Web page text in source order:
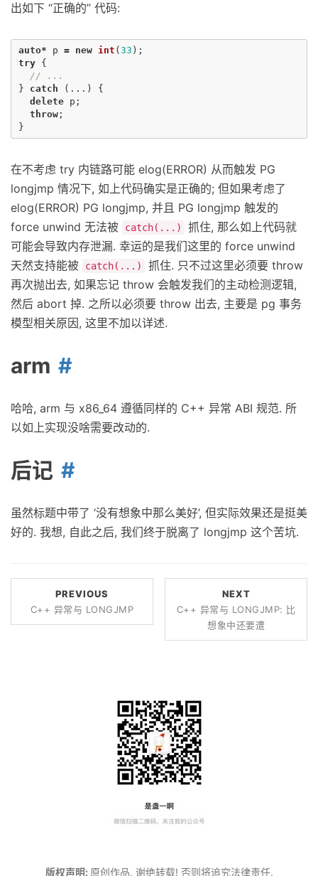
出如下 “正确的” 代码:
auto* p = new int ( 33 );
try {
// ...
}
catch (...)
{
delete p ;
throw ;
}
在不考虑 try 内链路可能 elog(ERROR) 从而触发 PG
longjmp 情况下, 如上代码确实是正确的; 但如果考虑了
elog(ERROR) PG longjmp, 并且 PG longjmp 触发的
force unwind 无法被
catch(...)
抓住, 那么如上代码就
可能会导致内存泄漏. 幸运的是我们这里的 force unwind
天然支持能被
catch(...)
抓住. 只不过这里必须要 throw
再次抛出去, 如果忘记 throw 会触发我们的主动检测逻辑,
然后 abort 掉. 之所以必须要 throw 出去, 主要是 pg 事务
模型相关原因, 这里不加以详述.
arm
哈哈, arm 与 x86_64 遵循同样的 C++ 异常 ABI 规范. 所
以如上实现没啥需要改动的.
后记
虽然标题中带了 ‘没有想象中那么美好’, 但实际效果还是挺美
好的. 我想, 自此之后, 我们终于脱离了 longjmp 这个苦坑.
PREVIOUS
C++ 异常与 LONGJMP
NEXT
C++ 异常与 LONGJMP: 比
想象中还要遭
版权声明: 原创作品, 谢绝转载! 否则将追究法律责任.